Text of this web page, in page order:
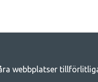
webbplatser